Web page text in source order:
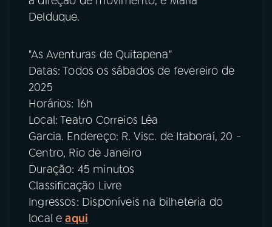
Delduque.
"As Aventuras de Quitapena"
Datas: Todos os sábados de fevereiro de
2025
Horários: 16h
Local: Teatro Correios Léa
Garcia. Endereço: R. Visc. de Itaboraí, 20 -
Centro, Rio de Janeiro
Duração: 45 minutos
Classificação Livre
Ingressos: Disponíveis na bilheteria do
local eaqui